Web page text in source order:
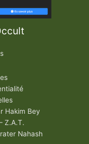
Hakim Bey
Z.A.T.
Nahash